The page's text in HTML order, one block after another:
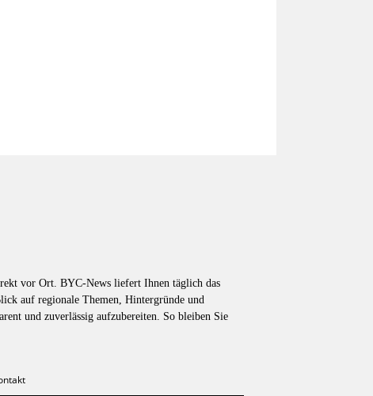
vor Ort. BYC-News liefert Ihnen täglich das
auf regionale Themen, Hintergründe und
und zuverlässig aufzubereiten. So bleiben Sie